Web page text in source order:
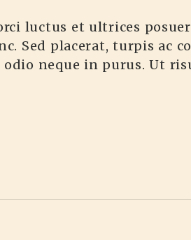
luctus et ultrices
Sed placerat, turpis ac
neque in purus. Ut